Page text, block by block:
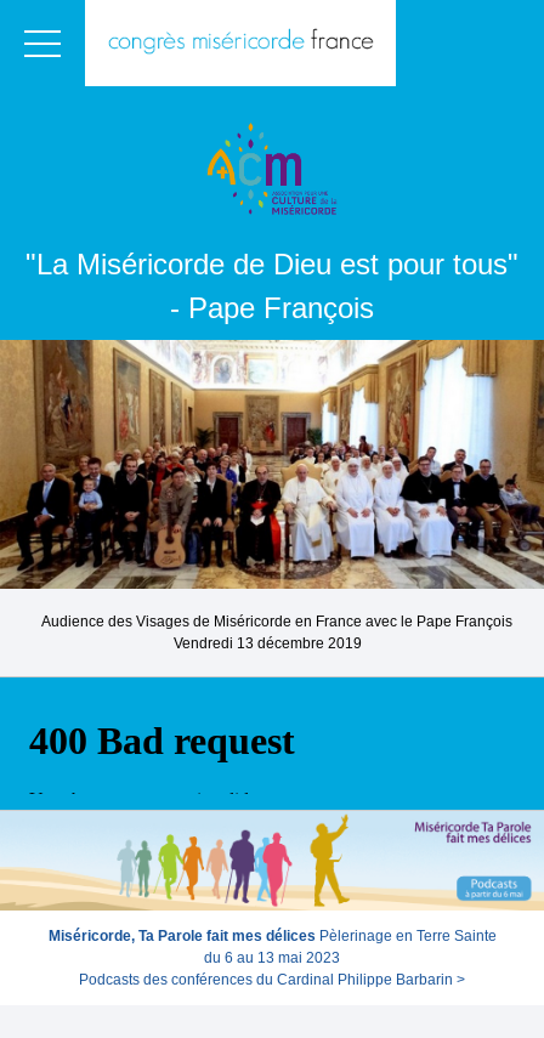
"La Miséricorde de Dieu est pour tous"
- Pape François
Audience des Visages de Miséricorde en France avec le Pape François
Vendredi 13 décembre 2019
Miséricorde, Ta Parole fait mes délices Pèlerinage en Terre Sainte
du 6 au 13 mai 2023
Podcasts des conférences du Cardinal Philippe Barbarin >